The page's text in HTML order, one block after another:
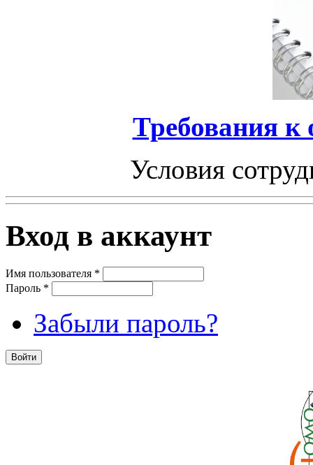
Требования к
Условия
Вход в аккаунт
Имя пользователя *
Пароль *
Забыли пароль?